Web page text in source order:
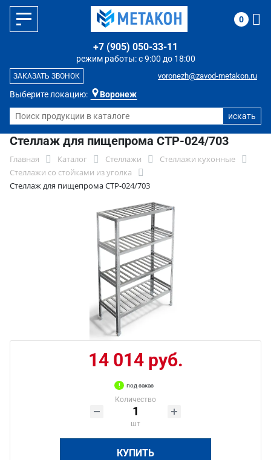
Выберите локацию: Воронеж
режим работы: с 9:00 до 18:00
+7 (905) 050-33-11
voronezh@zavod-metakon.ru
ЗАКАЗАТЬ ЗВОНОК
0
Стеллаж для пищепрома СТР-024/703
Главная Каталог Стеллажи
Стеллажи кухонные
Стеллажи со стойками из уголка
Стеллаж для пищепрома СТР-024/703
14 014 руб.
под заказ
Количество
шт
КУПИТЬ